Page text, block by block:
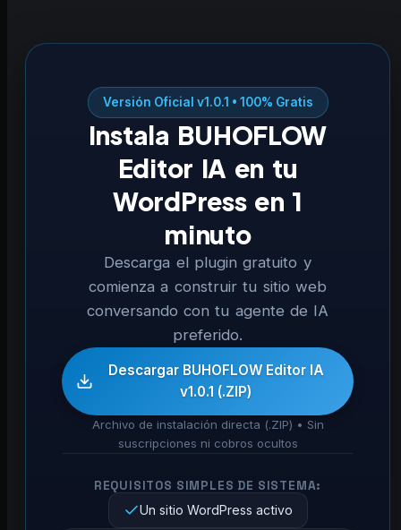
Versión Oficial v1.0.1 • 100% Gratis
Instala BUHOFLOW
Editor IA en tu
WordPress en 1
minuto
Descarga el plugin gratuito y
comienza a construir tu sitio web
conversando con tu agente de IA
preferido.
Descargar BUHOFLOW Editor IA
v1.0.1 (.ZIP)
Archivo de instalación directa (.ZIP) • Sin
suscripciones ni cobros ocultos
REQUISITOS SIMPLES DE SISTEMA:
Un sitio WordPress activo